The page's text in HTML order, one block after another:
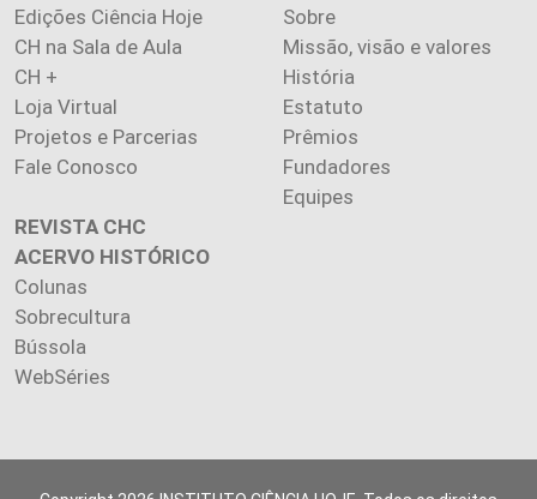
Edições Ciência Hoje
CH na Sala de Aula
CH +
Loja Virtual
Projetos e Parcerias
Fale Conosco
Sobre
Missão, visão e valores
História
Estatuto
Prêmios
Fundadores
Equipes
REVISTA CHC
ACERVO HISTÓRICO
Colunas
Sobrecultura
Bússola
WebSéries